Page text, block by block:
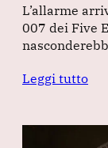
L’allarme
007 dei Five
Leggi tutto